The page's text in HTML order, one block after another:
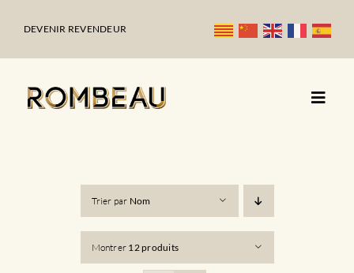
DEVENIR REVENDEUR
Trier par Nom
Montrer 12 produits